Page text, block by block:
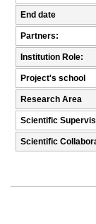
End date
Partners:
Institution Role:
Project's school
Research Area
Scientific
Scientific